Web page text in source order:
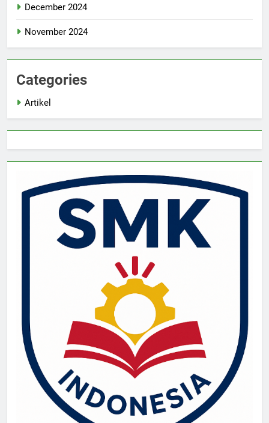
December 2024
November 2024
Categories
Artikel